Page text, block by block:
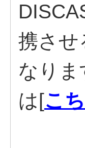
携させ
なりま
は[こ